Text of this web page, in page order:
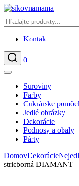
Kontakt
Hľadať
0
Suroviny
Farby
Cukrárske
Jedlé obrázky
Dekorácie
Podnosy a obaly
Párty
DomovDekorácie
strieborná DIAMANT